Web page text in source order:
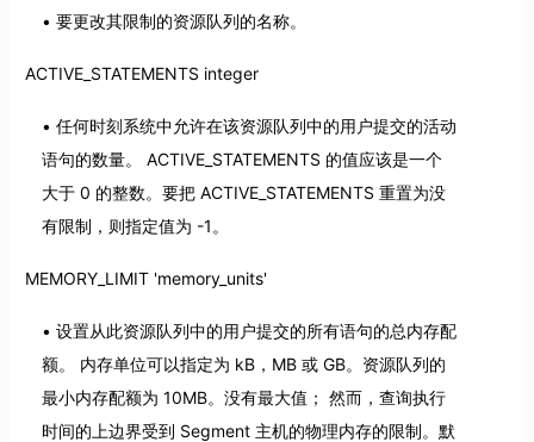
要更改其限制的资源队列的名称。
ACTIVE_STATEMENTS integer
任何时刻系统中允许在该资源队列中的用户提交的活动
语句的数量。 ACTIVE_STATEMENTS 的值应该是一个
大于 0 的整数。要把 ACTIVE_STATEMENTS 重置为没
有限制，则指定值为 -1。
MEMORY_LIMIT 'memory_units'
设置从此资源队列中的用户提交的所有语句的总内存配
额。 内存单位可以指定为 kB，MB 或 GB。资源队列的
最小内存配额为 10MB。没有最大值； 然而，查询执行
时间的上边界受到 Segment 主机的物理内存的限制。默